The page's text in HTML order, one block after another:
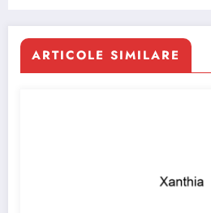
ARTICOLE SIMILARE